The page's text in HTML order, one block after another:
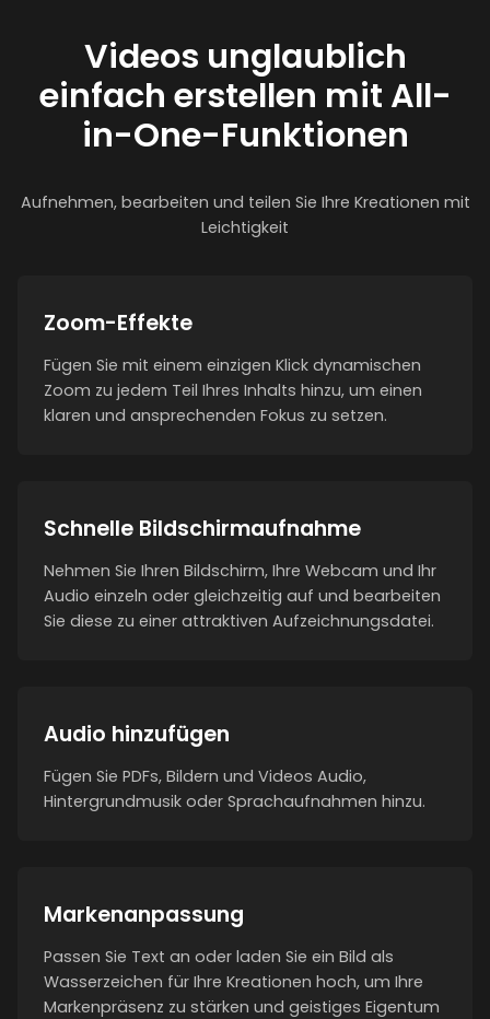
Videos unglaublich
einfach erstellen mit All-
in-One-Funktionen
Aufnehmen, bearbeiten und teilen Sie Ihre Kreationen mit
Leichtigkeit
Zoom-Effekte
Fügen Sie mit einem einzigen Klick dynamischen
Zoom zu jedem Teil Ihres Inhalts hinzu, um einen
klaren und ansprechenden Fokus zu setzen.
Schnelle Bildschirmaufnahme
Nehmen Sie Ihren Bildschirm, Ihre Webcam und Ihr
Audio einzeln oder gleichzeitig auf und bearbeiten
Sie diese zu einer attraktiven Aufzeichnungsdatei.
Audio hinzufügen
Fügen Sie PDFs, Bildern und Videos Audio,
Hintergrundmusik oder Sprachaufnahmen hinzu.
Markenanpassung
Passen Sie Text an oder laden Sie ein Bild als
Wasserzeichen für Ihre Kreationen hoch, um Ihre
Markenpräsenz zu stärken und geistiges Eigentum